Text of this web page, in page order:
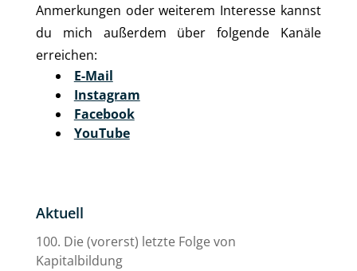
Anmerkungen oder weiterem Interesse kannst
du mich außerdem über folgende Kanäle
erreichen:
E-Mail
Instagram
Facebook
YouTube
Aktuell
100. Die (vorerst) letzte Folge von
Kapitalbildung